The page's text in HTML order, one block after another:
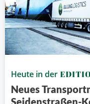
Heute in der
Neues
Seidenstraßen-